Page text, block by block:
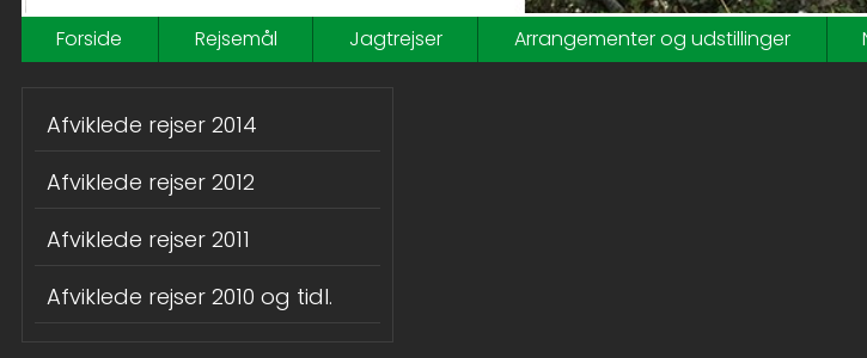
Forside Rejsemål Jagtrejser Arrangementer og udstillinger
Afviklede rejser 2014
Afviklede rejser 2012
Afviklede rejser 2011
Afviklede rejser 2010 og tidl.